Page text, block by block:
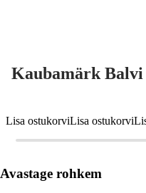
Kaubamärk Balvi
Lisa ostukorviLisa ostukorvi
Avastage rohkem